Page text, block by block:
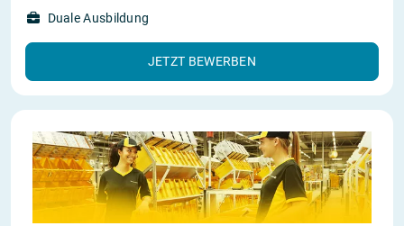
Duale Ausbildung
JETZT BEWERBEN